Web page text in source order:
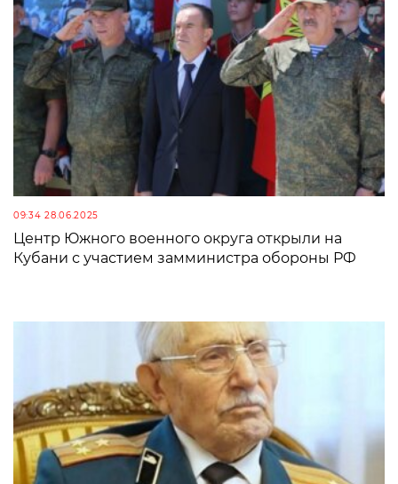
09:34 28.06.2025
Центр Южного военного округа открыли на
Кубани с участием замминистра обороны РФ